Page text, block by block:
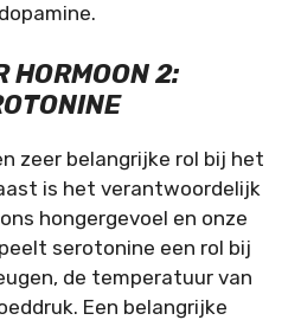
HORMOON 2:
zeer belangrijke rol bij het
is het verantwoordelijk
hongergevoel en onze
serotonine een rol bij
de temperatuur van
Een belangrijke